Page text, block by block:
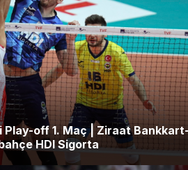
Play-off 1. Maç | Ziraat
HDI Sigorta